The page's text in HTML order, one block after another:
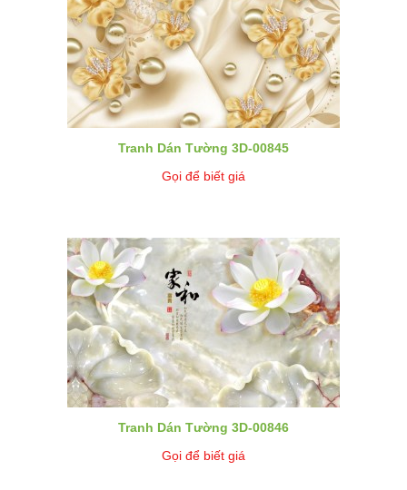
Tranh Dán Tường 3D-00845
Gọi để biết giá
Tranh Dán Tường 3D-00846
Gọi để biết giá